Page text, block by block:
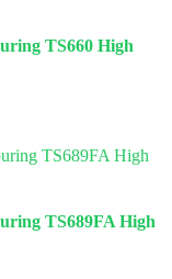
TS660 High
TS689FA High